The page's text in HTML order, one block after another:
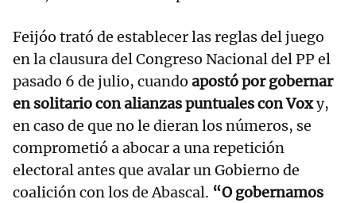
Feijóo trató de establecer las reglas del juego
en la clausura del Congreso Nacional del PP el
pasado 6 de julio, cuando apostó por gobernar
en solitario con alianzas puntuales con Voxy,
en caso de que no le dieran los números, se
comprometió a abocar a una repetición
electoral antes que avalar un Gobierno de
coalición con los de Abascal. “O gobernamos